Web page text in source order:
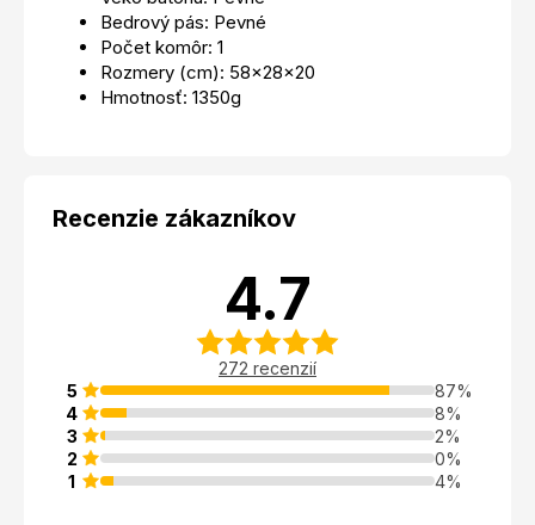
Bedrový pás: Pevné
Počet komôr: 1
Rozmery (cm): 58x28x20
Hmotnosť: 1350g
Recenzie zákazníkov
4.7
272 recenzií
5
87%
4
8%
3
2%
2
0%
1
4%